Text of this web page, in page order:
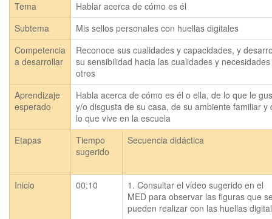
Tema
Hablar acerca de cómo es él
Subtema
Mis sellos personales con huellas digitales
Competencia
a desarrollar
Reconoce sus cualidades y capacidades, y
su sensibilidad hacia las cualidades y
otros
Aprendizaje
esperado
Habla acerca de cómo es él o ella, de lo que le
y/o disgusta de su casa, de su ambiente familiar y
lo que vive en la escuela
Etapas
Tiempo
sugerido
Secuencia didáctica
Inicio 00:10
1. Consultar el video sugerido en el
MED para observar las figuras que
pueden realizar con las huellas